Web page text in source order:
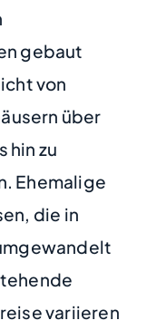
gebaut
von
über
hin zu
Ehemalige
die in
variieren